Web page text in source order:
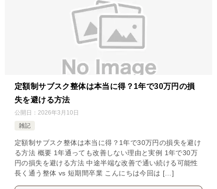
定額制サブスク整体は本当に得？1年で30万円の損
失を避ける方法
公開日： 2026年3月10日
雑記
定額制サブスク整体は本当に得？1年で30万円の損失を避け
る方法 概要 1年通っても改善しない理由と実例 1年で30万
円の損失を避ける方法 中途半端な改善で通い続ける可能性
長く通う整体 vs 短期間卒業 こんにちは今回は […]